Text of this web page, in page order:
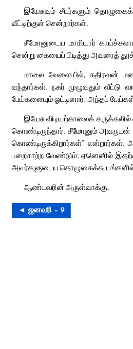
இயேசுவும் சீடர்களும்
வீட்டிற்குள் சென்றார்கள்.
சீமோனுடைய மாமியார்
சென்று கையைப் பிடித்து அவரைத்
மாலை வேளையில், கதிரவன்
வந்தார்கள். நகர் முழுவதும் வீட்டு
பேய்களையும் ஓட்டினார்; அந்தப்
இயேசு விடியற்காலைக்
கொண்டிருந்தார். சீமோனும்
கொண்டிருக்கிறார்கள்” என்றார்கள்.
பறைசாற்ற வேண்டும்; ஏனெனில்
அவர்களுடைய தொழுகைக்கூடங்களில்
ஆண்டவரின் அருள்வாக்கு.
◄ ஜனவரி – 9